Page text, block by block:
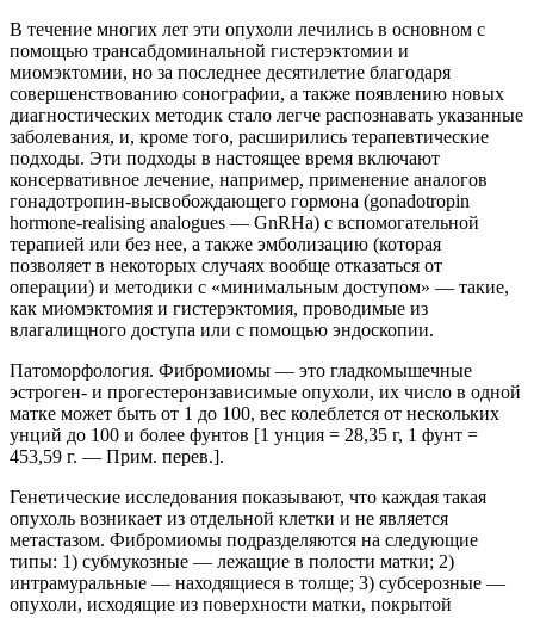
В течение многих лет эти опухоли лечились в основном с
помощью трансабдоминальной гистерэктомии и
миомэктомии, но за последнее десятилетие благодаря
совершенствованию сонографии, а также появлению новых
диагностических методик стало легче распознавать указанные
заболевания, и, кроме того, расширились терапевтические
подходы. Эти подходы в настоящее время включают
консервативное лечение, например, применение аналогов
гонадотропин-высвобождающего гормона (gonadotropin
hormone-realising analogues — GnRHa) с вспомогательной
терапией или без нее, а также эмболизацию (которая
позволяет в некоторых случаях вообще отказаться от
операции) и методики с «минимальным доступом» — такие,
как миомэктомия и гистерэктомия, проводимые из
влагалищного доступа или с помощью эндоскопии.
Патоморфология. Фибромиомы — это гладкомышечные
эстроген- и прогестеронзависимые опухоли, их число в одной
матке может быть от 1 до 100, вес колеблется от нескольких
унций до 100 и более фунтов [1 унция = 28,35 г, 1 фунт =
453,59 г. — Прим. перев.].
Генетические исследования показывают, что каждая такая
опухоль возникает из отдельной клетки и не является
метастазом. Фибромиомы подразделяются на следующие
типы: 1) субмукозные — лежащие в полости матки; 2)
интрамуральные — находящиеся в толще; 3) субсерозные —
опухоли, исходящие из поверхности матки, покрытой